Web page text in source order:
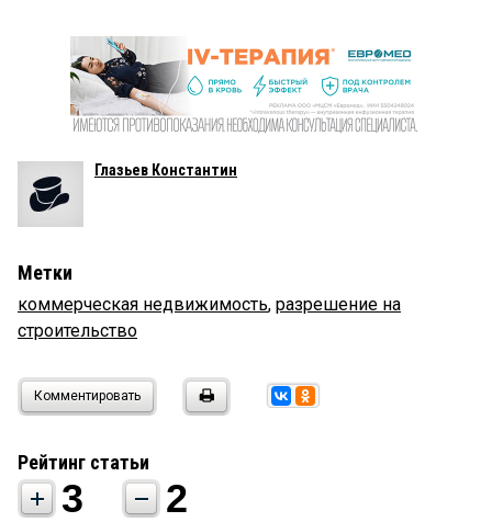
Глазьев Константин
Метки
коммерческая недвижимость, разрешение на
строительство
Комментировать
Рейтинг статьи
3 2